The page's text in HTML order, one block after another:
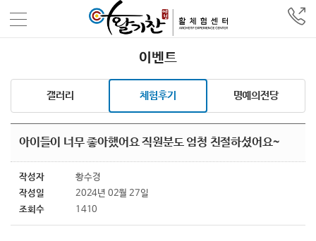
이벤트
갤러리 체험후기 명예의전당
아이들이 너무 좋아했어요 직원분도 엄청 친절하셨어요~
작성자
황수경
작성일
2024년 02월 27일
조회수
1410